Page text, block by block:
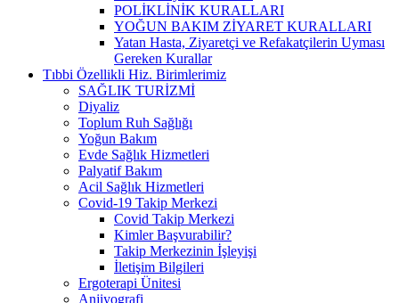
POLİKLİNİK KURALLARI
YOĞUN BAKIM ZİYARET KURALLARI
Yatan Hasta, Ziyaretçi ve Refakatçilerin Uyması
Gereken Kurallar
Tıbbi Özellikli Hiz. Birimlerimiz
SAĞLIK TURİZMİ
Diyaliz
Toplum Ruh Sağlığı
Yoğun Bakım
Evde Sağlık Hizmetleri
Palyatif Bakım
Acil Sağlık Hizmetleri
Covid-19 Takip Merkezi
Covid Takip Merkezi
Kimler Başvurabilir?
Takip Merkezinin İşleyişi
İletişim Bilgileri
Ergoterapi Ünitesi
Anjiyografi